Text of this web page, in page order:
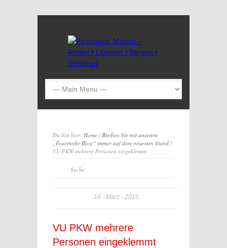
Du bist hier: Home/Bleiben Sie mit unserem
„Feuerwehr Blog“ immer auf dem neuesten Stand/
VU PKW mehrere Personen eingeklemmt
16 März 2015
VU PKW mehrere
Personen eingeklemmt